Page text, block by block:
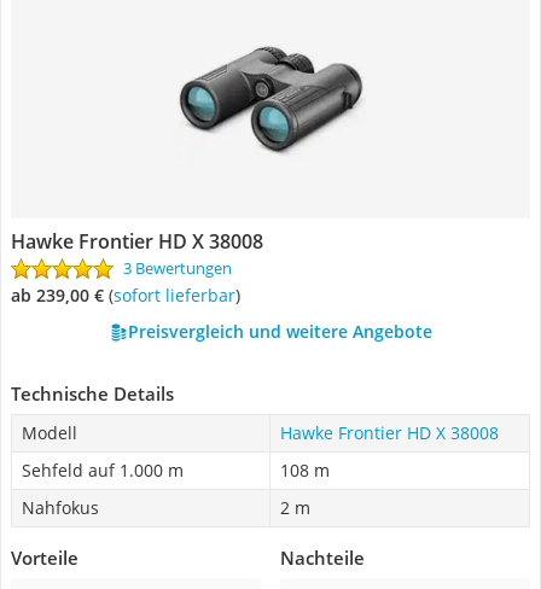
Hawke Frontier HD X 38008
3 Bewertungen
ab 239,00 € ( Sofort lieferbar)
Preisvergleich und weitere Angebote
Technische Details
Modell
Hawke Frontier HD X 38008
Sehfeld auf 1.000 m
108 m
Nahfokus
2 m
Vorteile Nachteile